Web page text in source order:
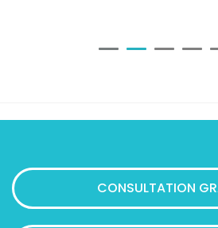
CONSULTATION